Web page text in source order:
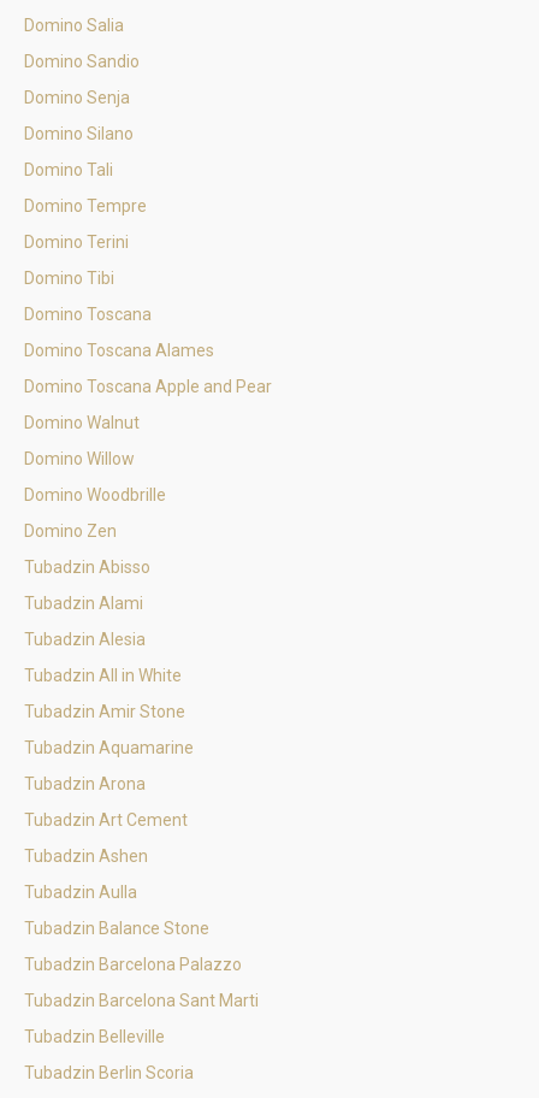
Domino Salia
Domino Sandio
Domino Senja
Domino Silano
Domino Tali
Domino Tempre
Domino Terini
Domino Tibi
Domino Toscana
Domino Toscana Alames
Domino Toscana Apple and Pear
Domino Walnut
Domino Willow
Domino Woodbrille
Domino Zen
Tubadzin Abisso
Tubadzin Alami
Tubadzin Alesia
Tubadzin All in White
Tubadzin Amir Stone
Tubadzin Aquamarine
Tubadzin Arona
Tubadzin Art Cement
Tubadzin Ashen
Tubadzin Aulla
Tubadzin Balance Stone
Tubadzin Barcelona Palazzo
Tubadzin Barcelona Sant Marti
Tubadzin Belleville
Tubadzin Berlin Scoria